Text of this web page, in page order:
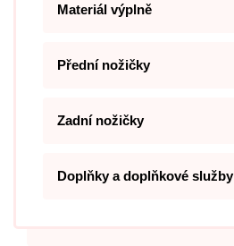
Materiál výplně
Přední nožičky
Zadní nožičky
Doplňky a doplňkové služby